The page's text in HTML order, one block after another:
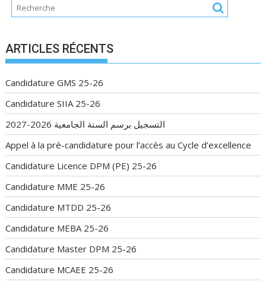
ARTICLES RÉCENTS
Candidature GMS 25-26
Candidature SIIA 25-26
التسجيل برسم السنة الجامعية 2026-2027
Appel à la pré-candidature pour l’accès au Cycle d’excellence
Candidature Licence DPM (PE) 25-26
Candidature MME 25-26
Candidature MTDD 25-26
Candidature MEBA 25-26
Candidature Master DPM 25-26
Candidature MCAEE 25-26